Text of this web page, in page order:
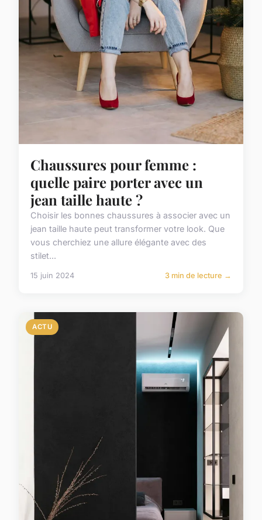
Chaussures pour femme :
quelle paire porter avec un
jean taille haute ?
Choisir les bonnes chaussures à associer avec un
jean taille haute peut transformer votre look. Que
vous cherchiez une allure élégante avec des
stilet...
15 juin 2024 3 min de lecture →
ACTU